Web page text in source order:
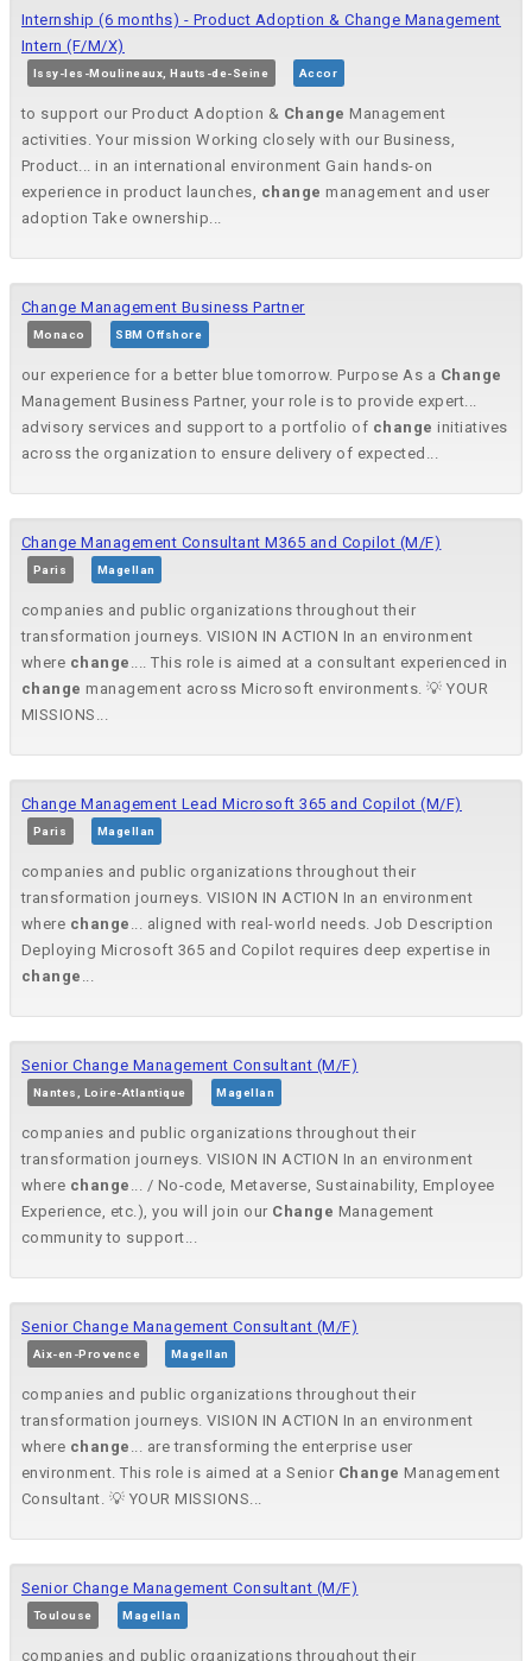
Internship (6 months) - Product Adoption & Change Management
Intern (F/M/X)
Issy-les-Moulineaux, Hauts-de-Seine Accor
to support our Product Adoption & Change Management
activities. Your mission Working closely with our Business,
Product... in an international environment Gain hands-on
experience in product launches, change management and user
adoption Take ownership...
Change Management Business Partner
Monaco SBM Offshore
our experience for a better blue tomorrow. Purpose As a Change
Management Business Partner, your role is to provide expert...
advisory services and support to a portfolio of change initiatives
across the organization to ensure delivery of expected...
Change Management Consultant M365 and Copilot (M/F)
Paris Magellan
companies and public organizations throughout their
transformation journeys. VISION IN ACTION In an environment
where change .... This role is aimed at a consultant experienced in
change management across Microsoft environments. 💡 YOUR
MISSIONS...
Change Management Lead Microsoft 365 and Copilot (M/F)
Paris Magellan
companies and public organizations throughout their
transformation journeys. VISION IN ACTION In an environment
where change ... aligned with real-world needs. Job Description
Deploying Microsoft 365 and Copilot requires deep expertise in
change ...
Senior Change Management Consultant (M/F)
Nantes, Loire-Atlantique Magellan
companies and public organizations throughout their
transformation journeys. VISION IN ACTION In an environment
where change ... / No-code, Metaverse, Sustainability, Employee
Experience, etc.), you will join our Change Management
community to support...
Senior Change Management Consultant (M/F)
Aix-en-Provence Magellan
companies and public organizations throughout their
transformation journeys. VISION IN ACTION In an environment
where change ... are transforming the enterprise user
environment. This role is aimed at a Senior Change Management
Consultant. 💡 YOUR MISSIONS...
Senior Change Management Consultant (M/F)
Toulouse Magellan
companies and public organizations throughout their